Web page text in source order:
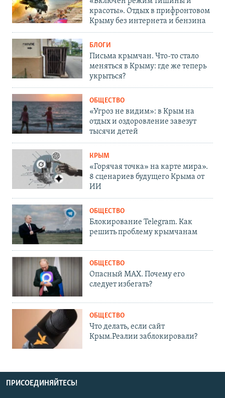
красоты». Отдых в прифронтовом
Крыму без интернета и бензина
БЛОГИ
Письма крымчан. Что-то стало
меняться в Крыму: где же теперь
укрыться?
ОБЩЕСТВО
«Угроз не видим»: в Крым на
отдых и оздоровление завезут
тысячи детей
КРЫМ
«Горячая точка» на карте мира».
8 сценариев будущего Крыма от
ИИ
ОБЩЕСТВО
Блокирование Telegram. Как
решить проблему крымчанам
ОБЩЕСТВО
Опасный MAX. Почему его
следует избегать?
ОБЩЕСТВО
Что делать, если сайт
Крым.Реалии заблокировали?
ПРИСОЕДИНЯЙТЕСЬ!